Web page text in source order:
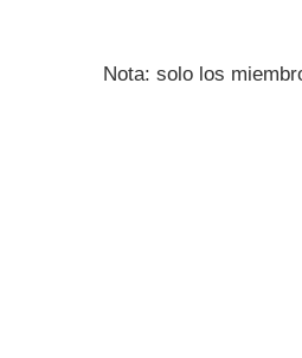
Nota: solo los